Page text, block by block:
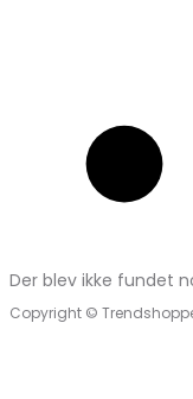
Der blev ikke fundet
Copyright ©